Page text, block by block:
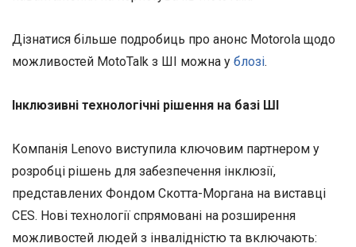
Дізнатися більше подробиць про анонс Motorola щодо
можливостей MotoTalk з ШІ можна у блозі.
Інклюзивні технологічні рішення на базі ШІ
Компанія Lenovo виступила ключовим партнером у
розробці рішень для забезпечення інклюзії,
представлених Фондом Скотта-Моргана на виставці
CES. Нові технології спрямовані на розширення
можливостей людей з інвалідністю та включають: